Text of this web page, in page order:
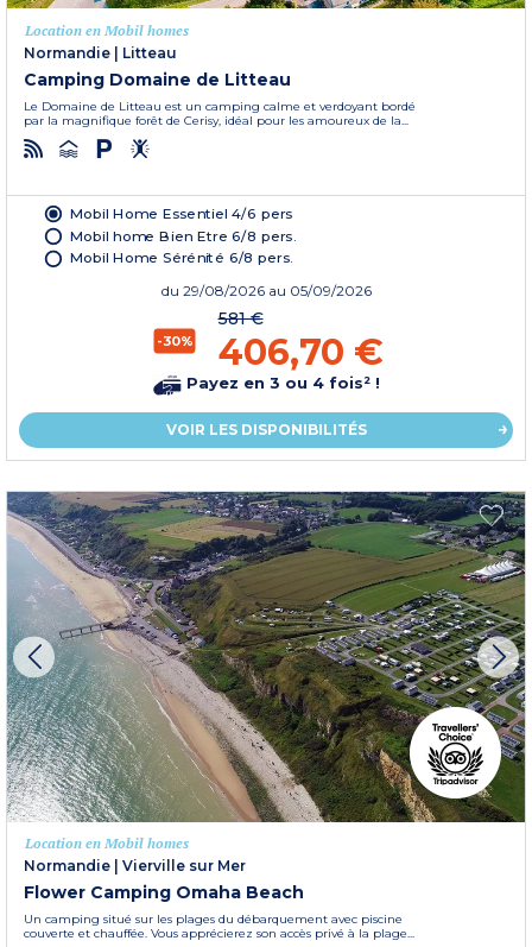
Location en Mobil homes
Normandie | Litteau
Camping Domaine de Litteau
Le Domaine de Litteau est un camping calme et verdoyant bordé
par la magnifique forêt de Cerisy, idéal pour les amoureux de la...
Mobil Home Essentiel 4/6 pers
Mobil home Bien Etre 6/8 pers.
Mobil Home Sérénité 6/8 pers.
du 29/08/2026 au 05/09/2026
-30%
581 €
406,70 €
Payez en 3 ou 4 fois² !
VOIR LES DISPONIBILITÉS
Location en Mobil homes
Normandie | Vierville sur Mer
Flower Camping Omaha Beach
Un camping situé sur les plages du débarquement avec piscine
couverte et chauffée. Vous apprécierez son accès privé à la plage...